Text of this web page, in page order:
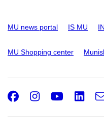
MU news portal IS MU
MU Shopping center
Facebook